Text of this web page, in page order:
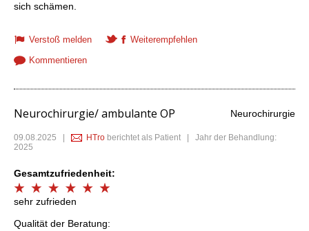
sich schämen.
Verstoß melden
Weiterempfehlen
Kommentieren
Neurochirurgie/ ambulante OP Neurochirurgie
09.08.2025 HTro berichtet als Patient | Jahr der Behandlung:
2025
Gesamtzufriedenheit:
sehr zufrieden
Qualität der Beratung: